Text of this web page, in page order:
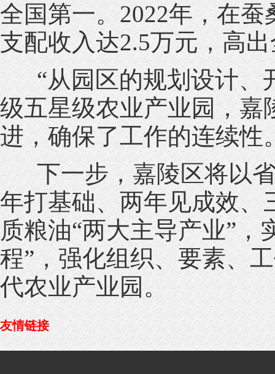
全国第一。2022年，在
支配收入达2.5万元，高
“从园区的规划设计、
级五星级农业产业园，嘉
进，确保了工作的连续性
下一步，嘉陵区将以省
年打基础、两年见成效、
质粮油“两大主导产业”
程”，强化组织、要素、
代农业产业园。
友情链接